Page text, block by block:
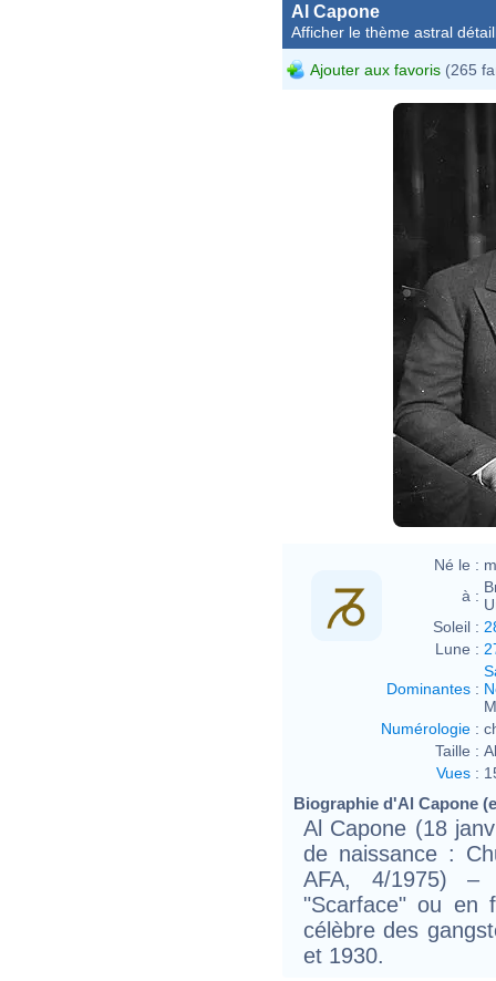
Al Capone
Afficher le thème astral
Ajouter aux favoris (265
Né le :
à :
Soleil :
Lune :
Dominantes :
Numérologie :
Taille :
Vues :
Biographie d'Al Capone
Al Capone (18
de naissance :
AFA, 4/1975) –
"Scarface" ou en
célèbre des
et 1930.